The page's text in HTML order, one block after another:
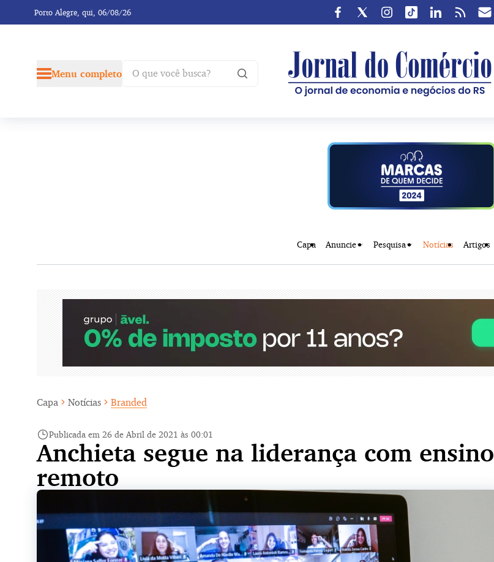
Porto Alegre, qui, 06/08/26
Menu completo
Capa Anuncie Pesquisa Notícias Artigos
Capa Notícias Branded
Publicada em 26 de Abril de 2021 às 00:01
Anchieta segue na liderança com ensino
remoto